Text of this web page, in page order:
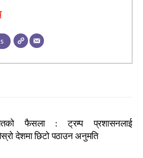
फैसला : ट्रम्प प्रशासनलाई
देशमा छिटो पठाउन अनुमति